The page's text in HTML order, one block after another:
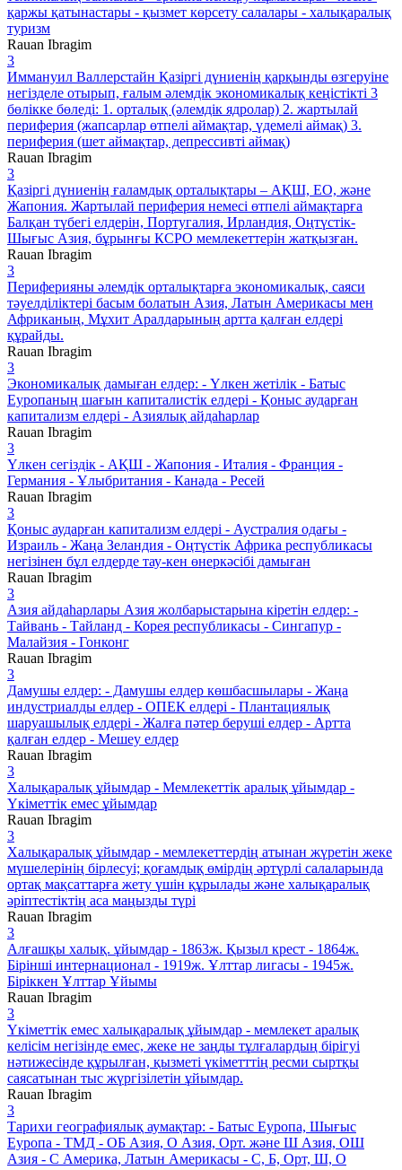
қаржы қатынастары - қызмет көрсету салалары - халықаралық
туризм
Rauan Ibragim
3
Иммануил Валлерстайн Қазіргі дүниенің қарқынды өзгеруіне
негізделе отырып, ғалым әлемдік экономикалық кеңістікті 3
бөлікке бөледі: 1. орталық (әлемдік ядролар) 2. жартылай
периферия (жапсарлар өтпелі аймақтар, үдемелі аймақ) 3.
периферия (шет аймақтар, депрессивті аймақ)
Rauan Ibragim
3
Қазіргі дүниенің ғаламдық орталықтары – АҚШ, ЕО, және
Жапония. Жартылай периферия немесі өтпелі аймақтарға
Балқан түбегі елдерін, Португалия, Ирландия, Оңтүстік-
Шығыс Азия, бұрынғы КСРО мемлекеттерін жатқызған.
Rauan Ibragim
3
Периферияны әлемдік орталықтарға экономикалық, саяси
тәуелділіктері басым болатын Азия, Латын Америкасы мен
Африканың, Мұхит Аралдарының артта қалған елдері
құрайды.
Rauan Ibragim
3
Экономикалық дамыған елдер: - Үлкен жетілік - Батыс
Еуропаның шағын капиталистік елдері - Қоныс аударған
капитализм елдері - Азиялық айдаһарлар
Rauan Ibragim
3
Үлкен сегіздік - АҚШ - Жапония - Италия - Франция -
Германия - Ұлыбритания - Канада - Ресей
Rauan Ibragim
3
Қоныс аударған капитализм елдері - Аустралия одағы -
Израиль - Жаңа Зеландия - Оңтүстік Африка республикасы
негізінен бұл елдерде тау-кен өнеркәсібі дамыған
Rauan Ibragim
3
Азия айдаһарлары Азия жолбарыстарына кіретін елдер: -
Тайвань - Тайланд - Корея республикасы - Сингапур -
Малайзия - Гонконг
Rauan Ibragim
3
Дамушы елдер: - Дамушы елдер көшбасшылары - Жаңа
индустриалды елдер - ОПЕК елдері - Плантациялық
шаруашылық елдері - Жалға пәтер беруші елдер - Артта
қалған елдер - Мешеу елдер
Rauan Ibragim
3
Халықаралық ұйымдар - Мемлекеттік аралық ұйымдар -
Үкіметтік емес ұйымдар
Rauan Ibragim
3
Халықаралық ұйымдар - мемлекеттердің атынан жүретін жеке
мүшелерінің бірлесуі; қоғамдық өмірдің әртүрлі салаларында
ортақ мақсаттарға жету үшін құрылады және халықаралық
әріптестіктің аса маңызды түрі
Rauan Ibragim
3
Алғашқы халық. ұйымдар - 1863ж. Қызыл крест - 1864ж.
Бірінші интернационал - 1919ж. Ұлттар лигасы - 1945ж.
Біріккен Ұлттар Ұйымы
Rauan Ibragim
3
Үкіметтік емес халықаралық ұйымдар - мемлекет аралық
келісім негізінде емес, жеке не заңды тұлғалардың бірігуі
нәтижесінде құрылған, қызметі үкіметттің ресми сыртқы
саясатынан тыс жүргізілетін ұйымдар.
Rauan Ibragim
3
Тарихи географиялық аумақтар: - Батыс Еуропа, Шығыс
Еуропа - ТМД - ОБ Азия, О Азия, Орт. және Ш Азия, ОШ
Азия - С Америка, Латын Америкасы - С, Б, Орт, Ш, О